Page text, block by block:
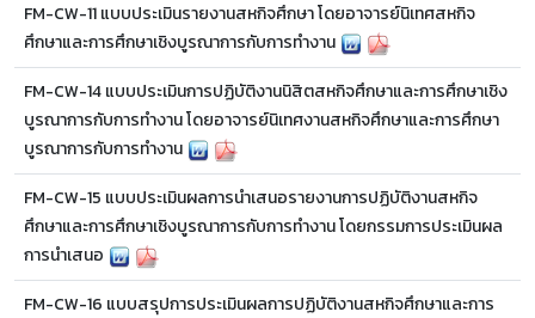
FM-CW-11 แบบประเมินรายงานสหกิจศึกษา โดยอาจารย์นิเทศสหกิจ
ศึกษาและการศึกษาเชิงบูรณาการกับการทำงาน
FM-CW-14 แบบประเมินการปฏิบัติงานนิสิตสหกิจศึกษาและการศึกษาเชิง
บูรณาการกับการทำงาน โดยอาจารย์นิเทศงานสหกิจศึกษาและการศึกษา
บูรณาการกับการทำงาน
FM-CW-15 แบบประเมินผลการนำเสนอรายงานการปฏิบัติงานสหกิจ
ศึกษาและการศึกษาเชิงบูรณาการกับการทำงาน โดยกรรมการประเมินผล
การนำเสนอ
FM-CW-16 แบบสรุปการประเมินผลการปฏิบัติงานสหกิจศึกษาและการ